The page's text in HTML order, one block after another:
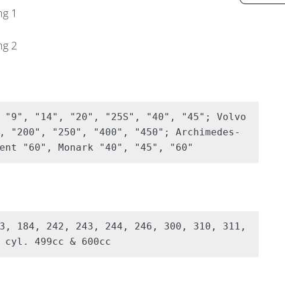
1
2
"9", "14", "20", "25S", "40", "45"; Volvo
"200", "250", "400", "450"; Archimedes-
"60", Monark "40", "45", "60"
184, 242, 243, 244, 246, 300, 310, 311,
499cc & 600cc